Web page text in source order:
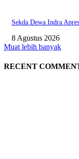
Sekda Dewa Indra
8 Agustus 2026
Muat lebih banyak
RECENT